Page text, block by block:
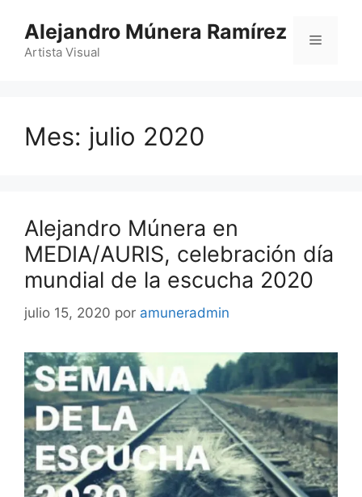
contenido
Alejandro Múnera Ramírez
Artista Visual
Menú
Mes: julio 2020
Alejandro Múnera en
MEDIA/AURIS, celebración día
mundial de la escucha 2020
julio 15, 2020 por amuneradmin